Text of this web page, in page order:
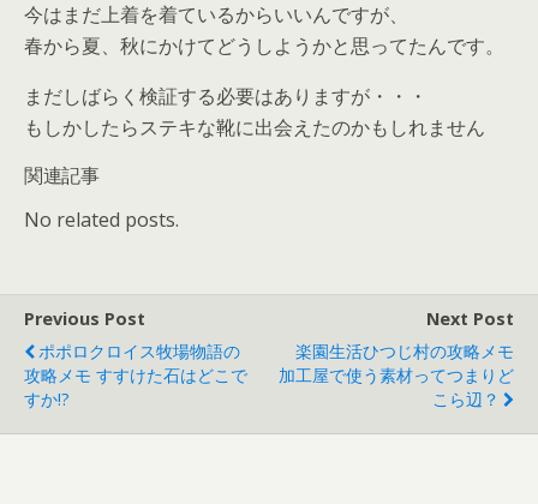
今はまだ上着を着ているからいいんですが、
春から夏、秋にかけてどうしようかと思ってたんです。
まだしばらく検証する必要はありますが・・・
もしかしたらステキな靴に出会えたのかもしれません
関連記事
No related posts.
Previous Post
ポポロクロイス牧場物語の
攻略メモ すすけた石はどこで
すか!?
Next Post
楽園生活ひつじ村の攻略メモ
加工屋で使う素材ってつまりど
こら辺？